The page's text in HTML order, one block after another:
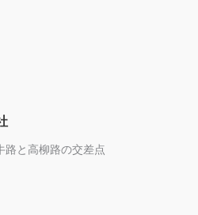
と高柳路の交差点